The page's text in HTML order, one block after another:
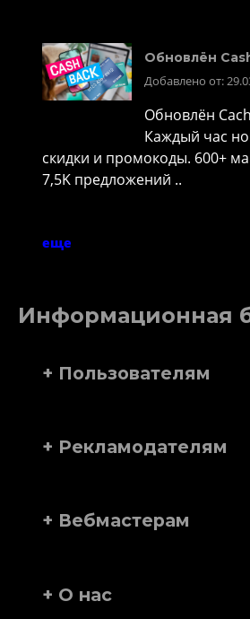
Обновлён
Добавлено от:
Обновлён
Каждый час
скидки и промокоды. 600+
7,5K предложений ..
еще
Информационная
+ Пользователям
+ Рекламодателям
+ Вебмастерам
+ О нас